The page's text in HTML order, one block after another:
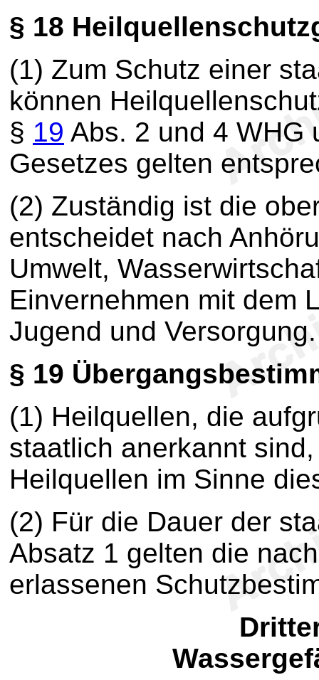
§ 18
(1) Zum Schutz einer
können
§ 19 Abs. 2 und 4 WHG
Gesetzes gelten
(2) Zuständig ist die
entscheidet nach
Umwelt,
Einvernehmen mit dem
Jugend und Versorgung.
§ 19
(1) Heilquellen, die
staatlich anerkannt
Heilquellen im Sinne
(2) Für die Dauer der
Absatz 1 gelten die
erlassenen